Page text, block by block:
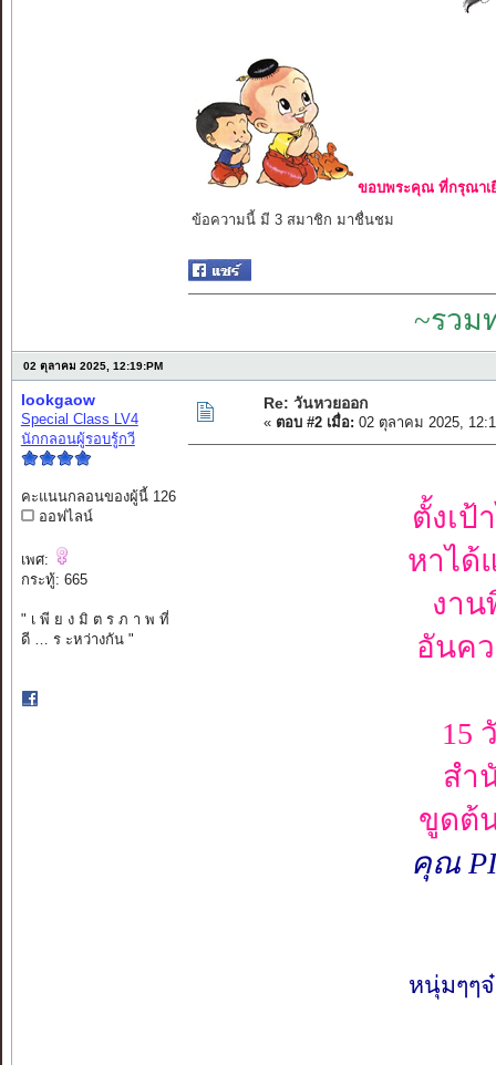
ขอบพระคุณ ที่กรุณาเ
ข้อความนี้ มี 3 สมาชิก มาชื่นชม
~รวม
02 ตุลาคม 2025, 12:19:PM
lookgaow
Special Class LV4
นักกลอนผู้รอบรู้กวี
คะแนนกลอนของผู้นี้ 126
ออฟไลน์
เพศ:
กระทู้: 665
" เ พี ย ง มิ ต ร ภ า พ ที่
ดี … ร ะหว่างกัน "
Re: วันหวยออก
« ตอบ #2 เมื่อ: 02 ตุลาคม 2025,
ตั้งเป้
หาได้
งา
อันค
15
สำ
ขูดต้
คุณ
หนุ่มๆๆ